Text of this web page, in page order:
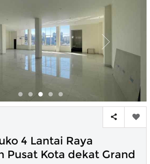
4 Lantai Raya
Pusat Kota dekat Grand